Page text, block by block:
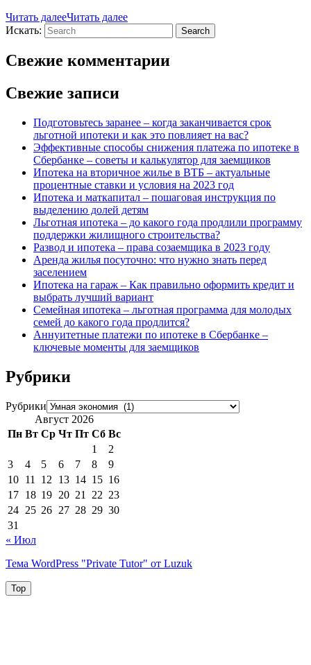
Читать далееЧитать далее
Искать:
Search
Свежие комментарии
Свежие записи
Подготовьтесь заранее – когда заканчивается срок
льготной ипотеки и как это повлияет на вас?
Эффективные способы снижения платежа по ипотеке в
Сбербанке – советы и калькулятор для заемщиков
Ипотека на вторичное жилье в ВТБ – актуальные
процентные ставки и условия на 2023 год
Ипотека и маткапитал – пошаговая инструкция по
выделению долей детям
Льготная ипотека – до какого года продлили программу
поддержки жилищного строительства?
Развод и ипотека – права созаемщика в 2023 году
Аренда жилья посуточно: что нужно знать перед
заселением
Ипотека на гараж – Как правильно оформить кредит и
выбрать лучший вариант
Семейная ипотека – льготная программа для молодых
семей до какого года продлится?
Аннуитетные платежи по ипотеке в Сбербанке –
ключевые моменты для заемщиков
Рубрики
Рубрики
Август 2026
Пн Вт Ср Чт Пт Сб Вс
1
2
3
4 5 6 7 8
9
10 11 12 13 14 15 16
17 18 19 20 21 22 23
24 25 26 27 28 29 30
31
« Июл
Тема WordPress "Private Tutor" от Luzuk
Top